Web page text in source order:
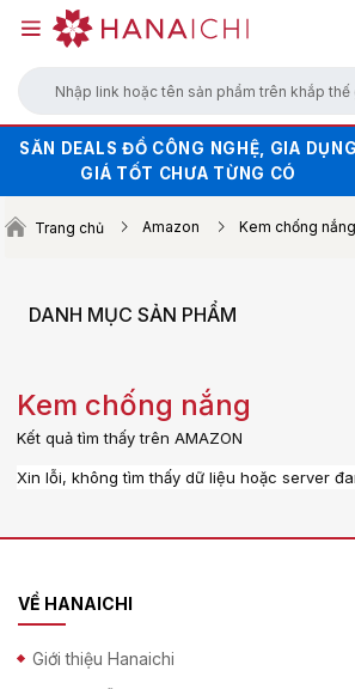
Nhập link hoặc tên sản phẩm trên khắp thế
HÀNG HOT XẢ KHO - GIÁ SALE CHẠM
ĐÁY
SĂN DEALS ĐỒ CÔNG NGHỆ, GIA DỤNG
GIÁ TỐT CHƯA TỪNG CÓ
SĂN VOUCHER UP TO 100K KHI ORDER
TRÊN WEB (NHẤN ĐỂ LẤY MÃ)
Trang chủ Amazon Kem chống nắng
DANH MỤC SẢN PHẨM
Kem chống nắng
Kết quả tìm thấy trên AMAZON
Xin lỗi, không tìm thấy dữ liệu hoặc server
VỀ HANAICHI
Giới thiệu Hanaichi